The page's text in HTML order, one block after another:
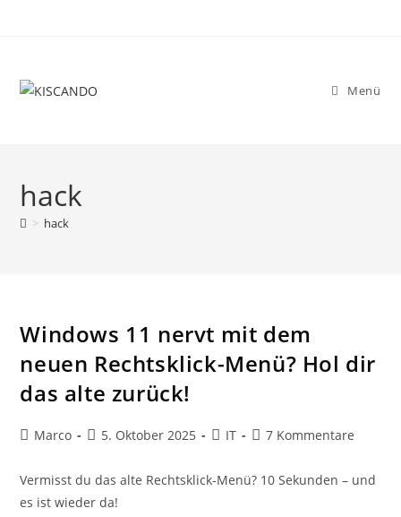
Menü
hack
> hack
Windows 11 nervt mit dem
neuen Rechtsklick-Menü? Hol dir
das alte zurück!
Beitrags-
Marco
Beitrag
5. Oktober 2025
Beitrags-
IT
Beitrags-
7 Kommentare
Vermisst du das alte Rechtsklick-Menü? 10 Sekunden – und
es ist wieder da!